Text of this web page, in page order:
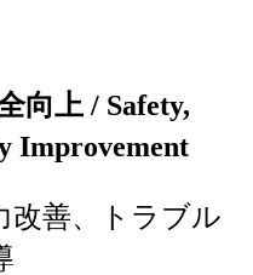
向上 / Safety,
Improvement
改善、トラブル